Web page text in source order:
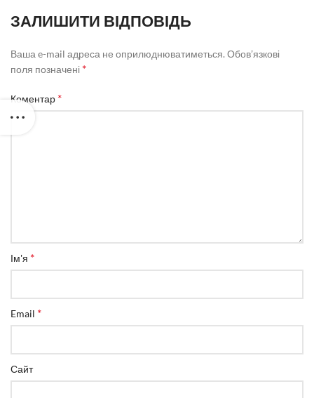
ЗАЛИШИТИ ВІДПОВІДЬ
Ваша e-mail адреса не оприлюднюватиметься. Обов’язкові
поля позначені *
Коментар *
Ім'я *
Email *
Сайт